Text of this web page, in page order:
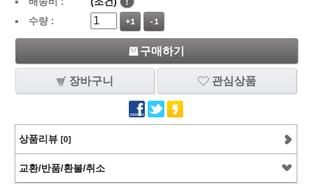
수량 :
+1 -1
구매하기
장바구니 관심상품
상품리뷰 [0]
교환/반품/환불/취소